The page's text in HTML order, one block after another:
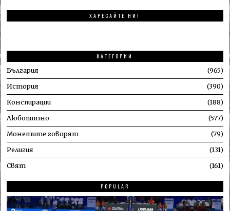
ХАРЕСАЙТЕ НИ!
КАТЕГОРИИ
България
965
История 390
Конспирации 188
Любопитно 577
Монетите говорят 79
Религия 131
Свят 161
POPULAR